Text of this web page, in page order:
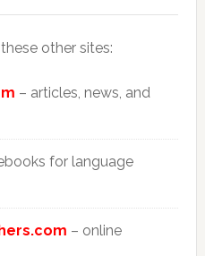
other sites:
– articles, news, and
for language
– online